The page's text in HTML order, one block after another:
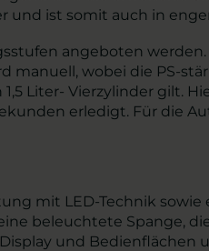
und ist somit auch in
angeboten
manuell, wobei die PS-
Liter- Vierzylinder gilt.
erledigt. Für die
mit LED-Technik
beleuchtete Spange,
und Bedienflächen